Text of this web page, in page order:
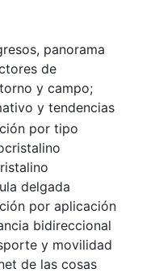
panorama
de
y campo;
y tendencias
por tipo
delgada
por aplicación
bidireccional
y movilidad
de las cosas